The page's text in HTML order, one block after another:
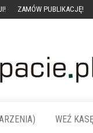
ZAMÓW PUBLIKACJĘ!
WEŹ